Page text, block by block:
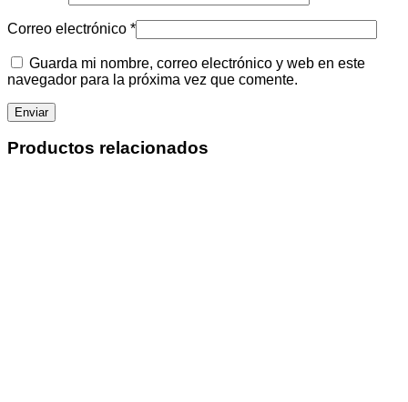
Correo electrónico *
Guarda mi nombre, correo electrónico y web en este
navegador para la próxima vez que comente.
Productos relacionados